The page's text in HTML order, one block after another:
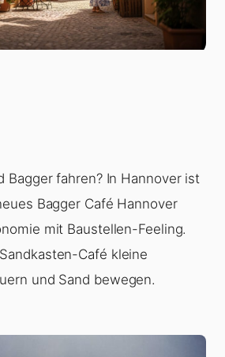
Bagger fahren? In Hannover ist
Bagger Café Hannover
mit Baustellen-Feeling.
Café kleine
und Sand bewegen.